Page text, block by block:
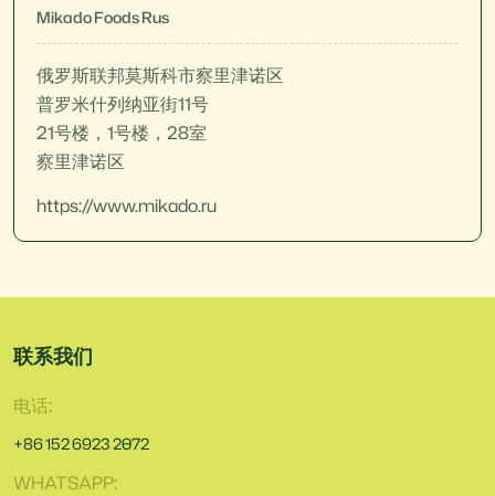
Mikado Foods Rus
俄罗斯联邦莫斯科市察里津诺区
普罗米什列纳亚街11号
21号楼，1号楼，28室
察里津诺区
https://www.mikado.ru
联系我们
电话:
+86 152 6923 2072
WHATSAPP: